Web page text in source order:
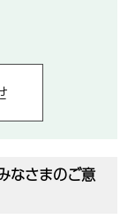
なさまのご意